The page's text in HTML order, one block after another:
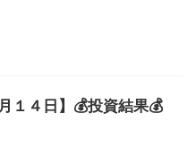
１４日】💰投資結果💰